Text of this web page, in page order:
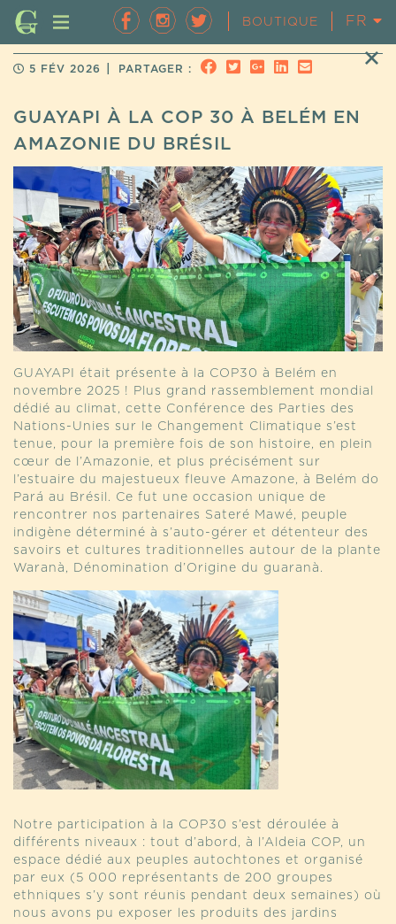
BOUTIQUE FR
EN
5 FÉV 2026 PARTAGER :
GUAYAPI À LA COP 30 À BELÉM EN
AMAZONIE DU BRÉSIL
GUAYAPI était présente à la COP30 à Belém en
novembre 2025 ! Plus grand rassemblement mondial
dédié au climat, cette Conférence des Parties des
Nations-Unies sur le Changement Climatique s’est
tenue, pour la première fois de son histoire, en plein
cœur de l’Amazonie, et plus précisément sur
l’estuaire du majestueux fleuve Amazone, à Belém do
Pará au Brésil. Ce fut une occasion unique de
rencontrer nos partenaires Sateré Mawé, peuple
indigène déterminé à s’auto-gérer et détenteur des
savoirs et cultures traditionnelles autour de la plante
Waranà, Dénomination d’Origine du guaranà.
Notre participation à la COP30 s’est déroulée à
différents niveaux : tout d’abord, à l’Aldeia COP, un
espace dédié aux peuples autochtones et organisé
par eux (5 000 représentants de 200 groupes
ethniques s’y sont réunis pendant deux semaines) où
nous avons pu exposer les produits des jardins